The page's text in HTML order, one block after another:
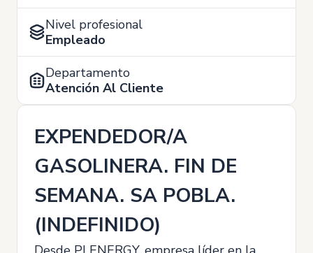
Nivel profesional
Empleado
Departamento
Atención Al Cliente
EXPENDEDOR/A
GASOLINERA. FIN DE
SEMANA. SA POBLA.
(INDEFINIDO)